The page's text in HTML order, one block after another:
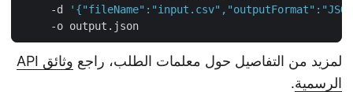
     -d
لمزيد من التفاصيل حول معلمات الطلب، راجع
وثائق API
الرسمية.